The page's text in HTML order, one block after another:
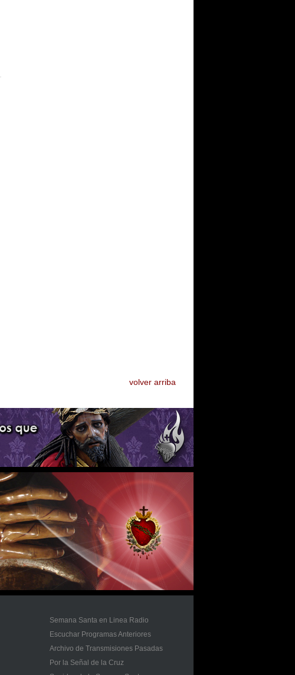
volver arriba
Semana Santa en Linea Radio
Escuchar Programas Anteriores
Archivo de Transmisiones Pasadas
Por la Señal de la Cruz